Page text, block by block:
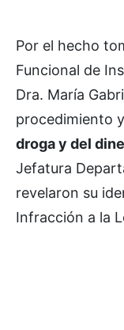
Por el hecho
Funcional de
Dra. María
procedimiento
droga y del
Jefatura
revelaron su
Infracción a la